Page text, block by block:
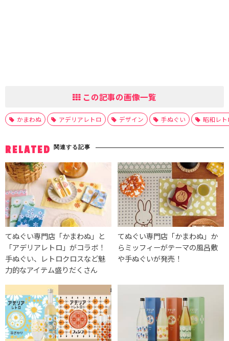
この記事の画像一覧
かまわぬ アデリアレトロ デザイン 手ぬぐい 昭和レト
RELATED 関連する記事
てぬぐい専門店「かまわぬ」と
「アデリアレトロ」がコラボ！
手ぬぐい、レトロクロスなど魅
力的なアイテム盛りだくさん
てぬぐい専門店「かまわぬ」か
らミッフィーがテーマの風呂敷
や手ぬぐいが発売！